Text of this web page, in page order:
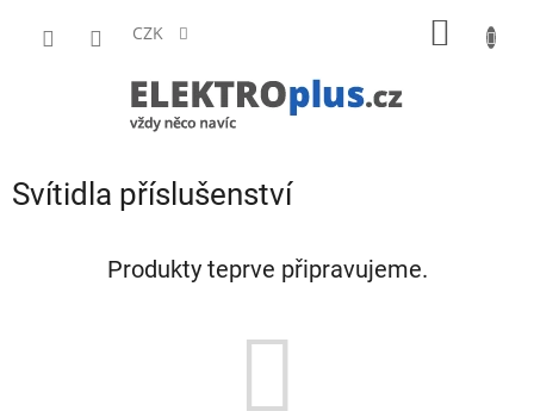
CZK
Svítidla příslušenství
Produkty teprve připravujeme.